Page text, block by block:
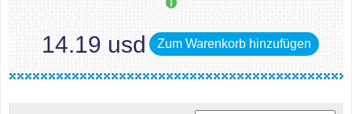
14.19 usd Zum Warenkorb hinzufügen